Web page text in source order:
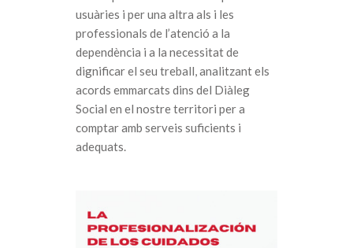
usuàries i per una altra als i les
professionals de l’atenció a la
dependència i a la necessitat de
dignificar el seu treball, analitzant els
acords emmarcats dins del Diàleg
Social en el nostre territori per a
comptar amb serveis suficients i
adequats.